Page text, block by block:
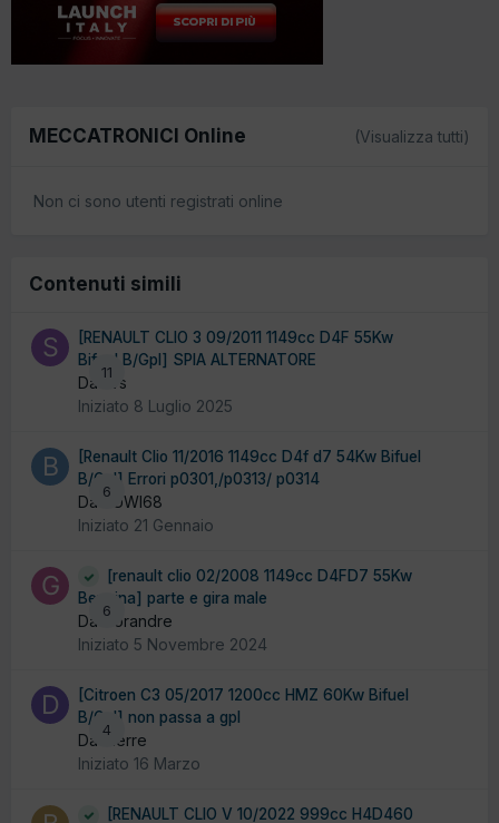
MECCATRONICI Online (Visualizza tutti)
Non ci sono utenti registrati online
Contenuti simili
11
[RENAULT CLIO 3 09/2011 1149cc D4F 55Kw
Bifuel B/Gpl] SPIA ALTERNATORE
Da svs
Iniziato 8 Luglio 2025
6
[Renault Clio 11/2016 1149cc D4f d7 54Kw Bifuel
B/Gpl] Errori p0301,/p0313/ p0314
Da BUWI68
Iniziato 21 Gennaio
6
[renault clio 02/2008 1149cc D4FD7 55Kw
Benzina] parte e gira male
Da Gorandre
Iniziato 5 Novembre 2024
4
[Citroen C3 05/2017 1200cc HMZ 60Kw Bifuel
B/Gpl] non passa a gpl
Da dierre
Iniziato 16 Marzo
[RENAULT CLIO V 10/2022 999cc H4D460